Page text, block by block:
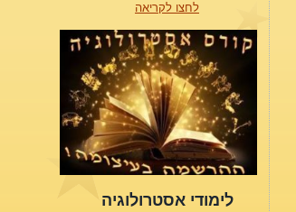
לחצו לקריאה
לימודי אסטרולוגיה